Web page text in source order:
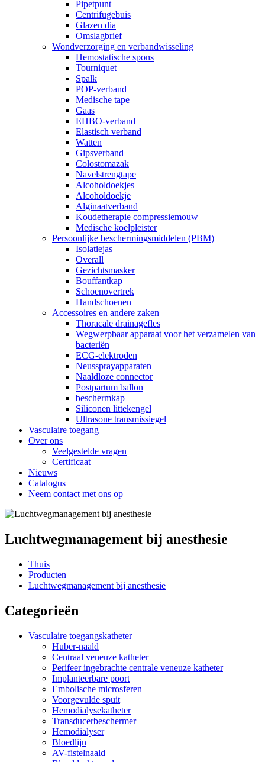
Pipetpunt
Centrifugebuis
Glazen dia
Omslagbrief
Wondverzorging en verbandwisseling
Hemostatische spons
Tourniquet
Spalk
POP-verband
Medische tape
Gaas
EHBO-verband
Elastisch verband
Watten
Gipsverband
Colostomazak
Navelstrengtape
Alcoholdoekjes
Alcoholdoekje
Alginaatverband
Koudetherapie compressiemouw
Medische koelpleister
Persoonlijke beschermingsmiddelen (PBM)
Isolatiejas
Overall
Gezichtsmasker
Bouffantkap
Schoenovertrek
Handschoenen
Accessoires en andere zaken
Thoracale drainagefles
Wegwerpbaar apparaat voor het verzamelen van
bacteriën
ECG-elektroden
Neussprayapparaten
Naaldloze connector
Postpartum ballon
beschermkap
Siliconen littekengel
Ultrasone transmissiegel
Vasculaire toegang
Over ons
Veelgestelde vragen
Certificaat
Nieuws
Catalogus
Neem contact met ons op
Luchtwegmanagement bij anesthesie
Thuis
Producten
Luchtwegmanagement bij anesthesie
Categorieën
Vasculaire toegangskatheter
Huber-naald
Centraal veneuze katheter
Perifeer ingebrachte centrale veneuze katheter
Implanteerbare poort
Embolische microsferen
Voorgevulde spuit
Hemodialysekatheter
Transducerbeschermer
Hemodialyser
Bloedlijn
AV-fistelnaald